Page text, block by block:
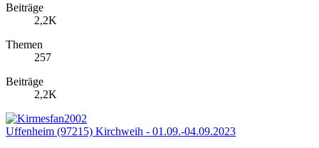
Beiträge
2,2K
Themen
257
Beiträge
2,2K
Uffenheim (97215) Kirchweih - 01.09.-04.09.2023